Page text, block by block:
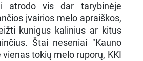
atrodo vis dar tarybinėje
įvairios melo apraiškos,
kunigus kalinius ar kitus
Štai neseniai "Kauno
tokių melo ruporų, KKI